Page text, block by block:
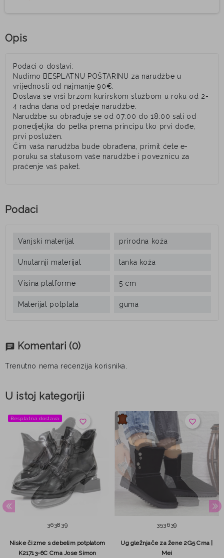
Opis
Podaci o dostavi:
Nudimo BESPLATNU POŠTARINU za narudžbe u
vrijednosti od najmanje 90€.
Dostava se vrši brzom kurirskom službom u roku od 2-
4 radna dana od predaje narudžbe.
Narudžbe su obrađuje se od 07:00 do 18:00 sati od
ponedjeljka do petka prema principu tko prvi dođe,
prvi poslužen.
Čim vaša narudžba bude obrađena, primit ćete e-
poruku sa statusom vaše narudžbe i poveznicu za
praćenje vaš paket.
Podaci
Vanjski materijal prirodna koža
Unutarnji materijal tanka koža
Visina platforme 5 cm
Materijal potplata guma
chat Komentari (0)
Trenutno nema recenzija korisnika.
U istoj kategoriji
favorite_border
Besplatna dostava
3638 39
Niske čizme s debelim potplatom
K21713-6C Crna Jose Simon
favorite_border
353639
Ug gležnjače za žene 2G5 Crna |
Mei